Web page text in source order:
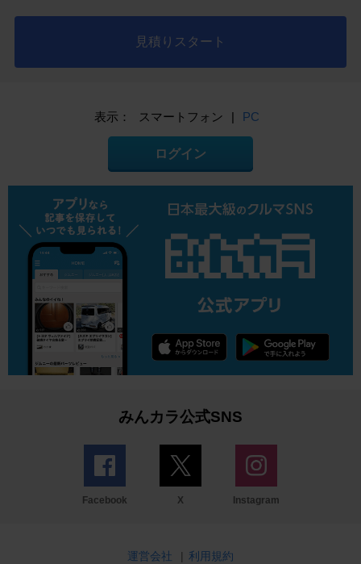
見積りスタート
表示： スマートフォン | PC
ログイン
みんカラ公式SNS
Facebook X Instagram
運営会社 | 利用規約